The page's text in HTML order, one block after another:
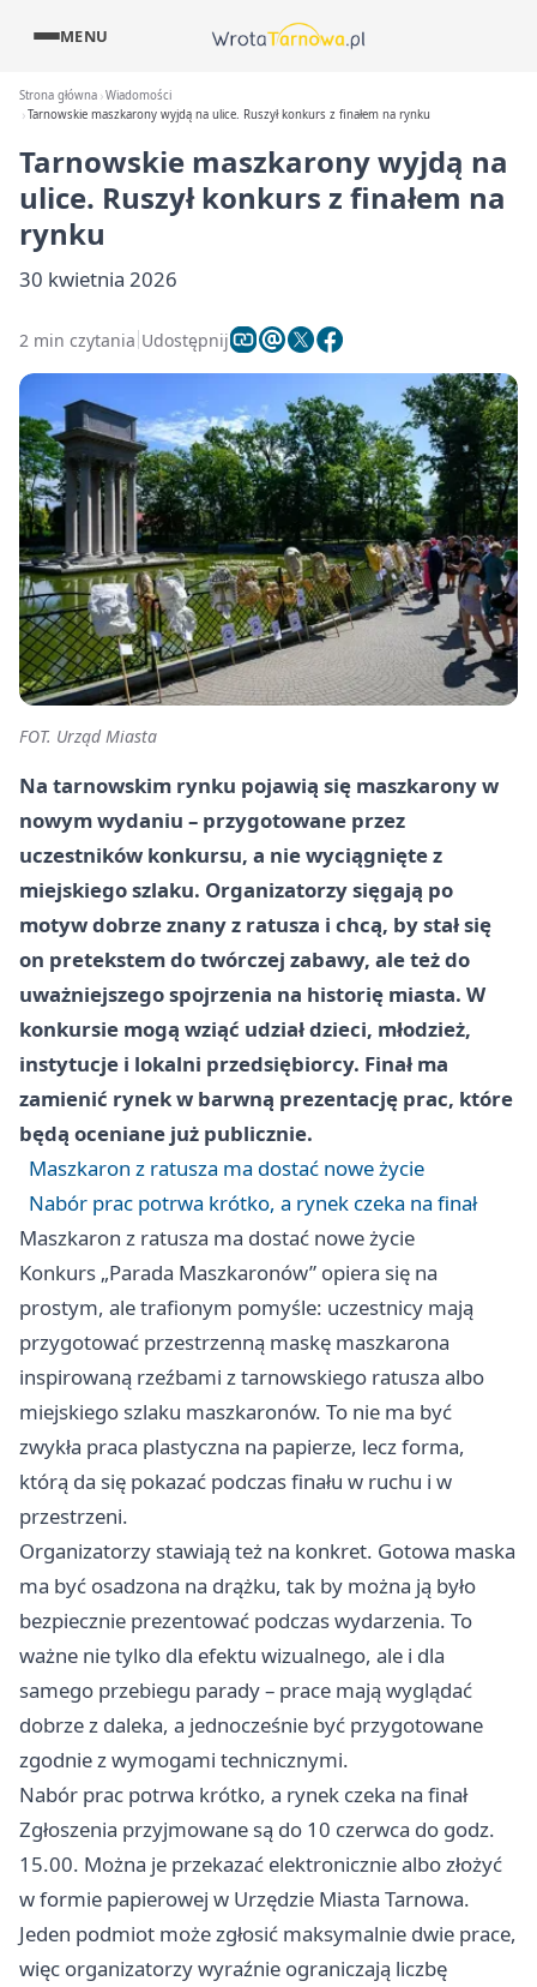
MENU
Strona główna Wiadomości
Tarnowskie maszkarony wyjdą na ulice. Ruszył konkurs z finałem na rynku
Tarnowskie maszkarony wyjdą na
ulice. Ruszył konkurs z finałem na
rynku
30 kwietnia 2026
2 min czytania Udostępnij
FOT. Urząd Miasta
Na tarnowskim rynku pojawią się maszkarony w
nowym wydaniu – przygotowane przez
uczestników konkursu, a nie wyciągnięte z
miejskiego szlaku. Organizatorzy sięgają po
motyw dobrze znany z ratusza i chcą, by stał się
on pretekstem do twórczej zabawy, ale też do
uważniejszego spojrzenia na historię miasta. W
konkursie mogą wziąć udział dzieci, młodzież,
instytucje i lokalni przedsiębiorcy. Finał ma
zamienić rynek w barwną prezentację prac, które
będą oceniane już publicznie.
Maszkaron z ratusza ma dostać nowe życie
Nabór prac potrwa krótko, a rynek czeka na finał
Maszkaron z ratusza ma dostać nowe życie
Konkurs „Parada Maszkaronów” opiera się na
prostym, ale trafionym pomyśle: uczestnicy mają
przygotować przestrzenną maskę maszkarona
inspirowaną rzeźbami z tarnowskiego ratusza albo
miejskiego szlaku maszkaronów. To nie ma być
zwykła praca plastyczna na papierze, lecz forma,
którą da się pokazać podczas finału w ruchu i w
przestrzeni.
Organizatorzy stawiają też na konkret. Gotowa maska
ma być osadzona na drążku, tak by można ją było
bezpiecznie prezentować podczas wydarzenia. To
ważne nie tylko dla efektu wizualnego, ale i dla
samego przebiegu parady – prace mają wyglądać
dobrze z daleka, a jednocześnie być przygotowane
zgodnie z wymogami technicznymi.
Nabór prac potrwa krótko, a rynek czeka na finał
Zgłoszenia przyjmowane są do 10 czerwca do godz.
15.00. Można je przekazać elektronicznie albo złożyć
w formie papierowej w Urzędzie Miasta Tarnowa.
Jeden podmiot może zgłosić maksymalnie dwie prace,
więc organizatorzy wyraźnie ograniczają liczbę